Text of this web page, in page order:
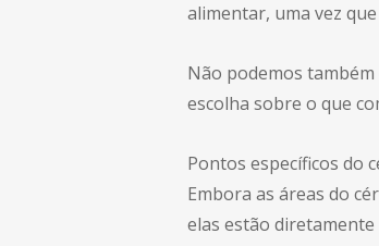
alimentar, uma vez
Não podemos
escolha sobre o que
Pontos específicos do
Embora as áreas do
elas estão